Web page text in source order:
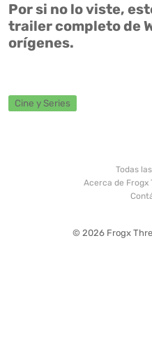
Por si no lo viste,
trailer completo de
orígenes.
Cine y Series
Todas
Acerca de Frogx
© 2026 Frogx